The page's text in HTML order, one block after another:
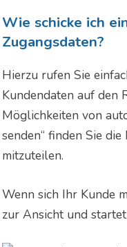
Wie schicke ich
Zugangsdaten?
Hierzu rufen Sie
Kundendaten auf den
Möglichkeiten von
senden“ finden Sie
mitzuteilen.
Wenn sich Ihr Kunde
zur Ansicht und